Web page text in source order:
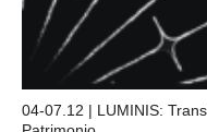
04-07.12 | LUMINIS: